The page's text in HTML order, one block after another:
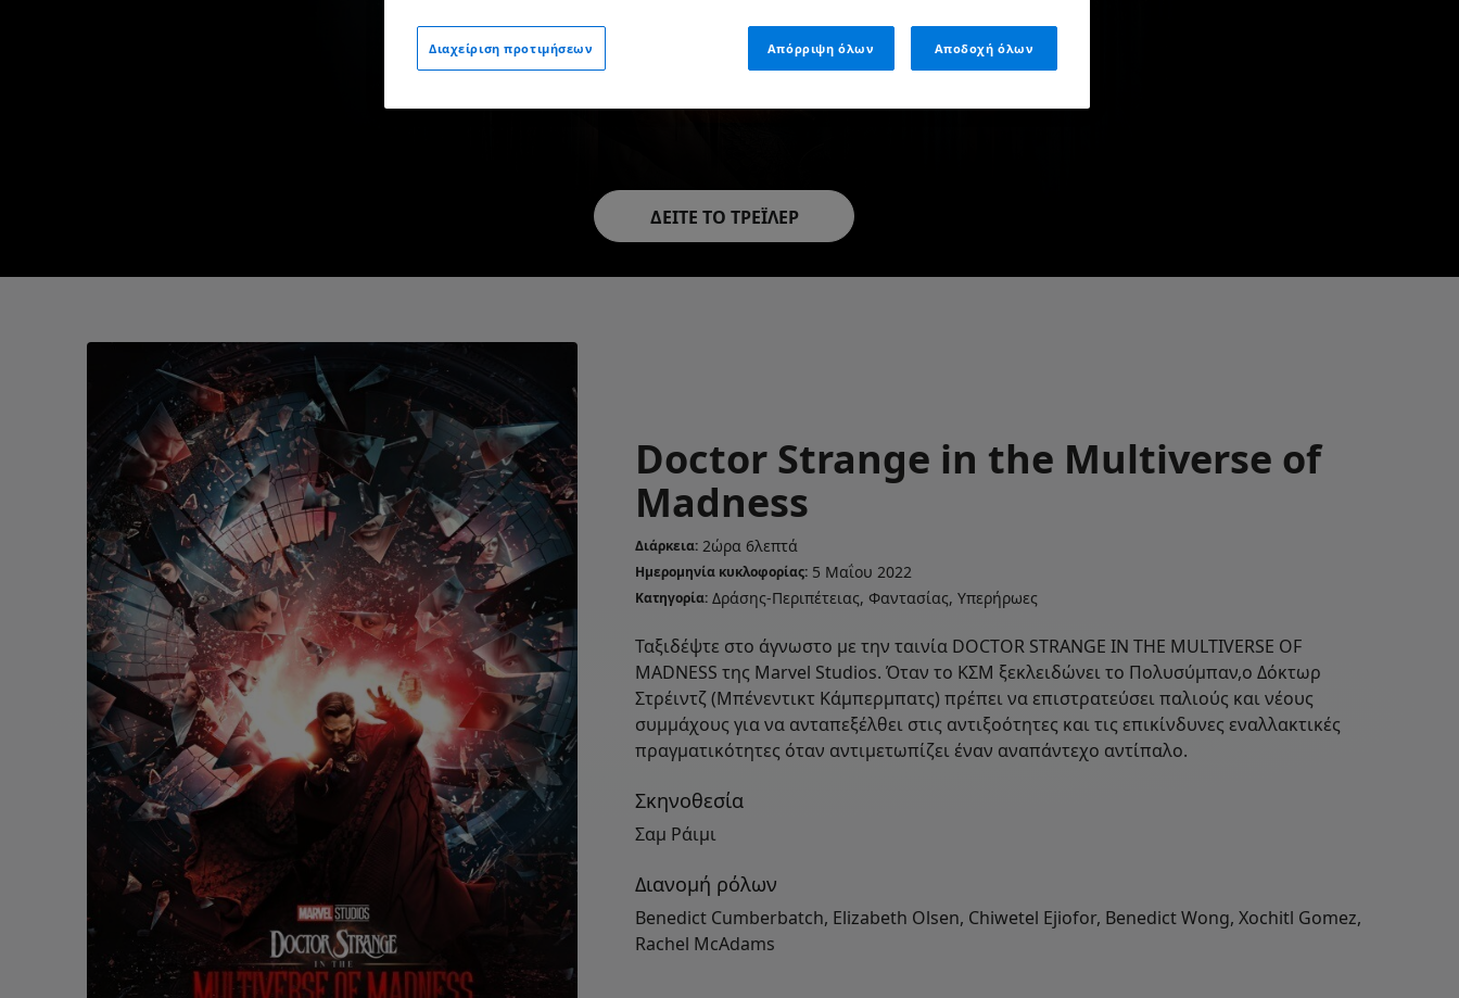
ΔΕΙΤΕ ΤΟ ΤΡΕΪΛΕΡ
Doctor Strange in the Multiverse of
Madness
Διάρκεια: 2ώρα 6λεπτά
Ημερομηνία κυκλοφορίας: 5 Μαΐου 2022
Κατηγορία: Δράσης-Περιπέτειας, Φαντασίας, Υπερήρωες
Ταξιδέψτε στο άγνωστο με την ταινία DOCTOR STRANGE IN THE MULTIVERSE OF
MADNESS της Marvel Studios. Όταν το ΚΣΜ ξεκλειδώνει το Πολυσύμπαν,ο Δόκτωρ
Στρέιντζ (Μπένεντικτ Κάμπερμπατς) πρέπει να επιστρατεύσει παλιούς και νέους
συμμάχους για να ανταπεξέλθει στις αντιξοότητες και τις επικίνδυνες εναλλακτικές
πραγματικότητες όταν αντιμετωπίζει έναν αναπάντεχο αντίπαλο.
Σκηνοθεσία
Σαμ Ράιμι
Διανομή ρόλων
Benedict Cumberbatch, Elizabeth Olsen, Chiwetel Ejiofor, Benedict Wong, Xochitl Gomez,
Rachel McAdams
Διαχείριση προτιμήσεων Απόρριψη όλων Αποδοχή όλων